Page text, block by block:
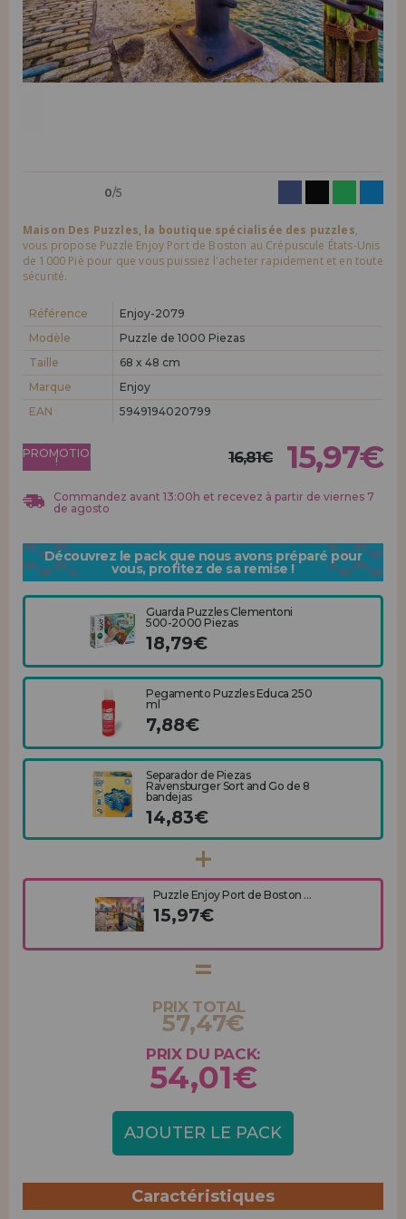
LIQUIDATIONS
INFORMATION
Je veux m'enregistrer en tant que
nouveau client
En créant un compte sur maisondespuzzles.fr, vous pouvez faire vos
Je veux m'enregistrer en tant que
nouveau distributeur
vendre nos produits dans votre entreprise ? Inscrivez-vous en tant
remises spéciales pour la distribution.
Allez-y! Nous vous attendions.
ENREGISTREMENT DISTRIBUTEUR
0/5
Maison Des Puzzles, la boutique spécialisée des puzzles,
vous propose Puzzle Enjoy Port de Boston au Crépuscule États-Unis
de 1000 Piè pour que vous puissiez l'acheter rapidement et en toute
sécurité.
Référence
Enjoy-2079
Modèle
Puzzle de 1000 Piezas
Taille
68 x 48 cm
Marque
Enjoy
EAN
5949194020799
PROMOTION
! 16,81€ 15,97€
Commandez avant 13:00h et recevez à partir de viernes 7
de agosto
Découvrez le pack que nous avons préparé pour
vous, profitez de sa remise !
Guarda Puzzles Clementoni
500-2000 Piezas
18,79€
Pegamento Puzzles Educa 250
ml
7,88€
Separador de Piezas
Ravensburger Sort and Go de 8
bandejas
14,83€
Puzzle Enjoy Port de Boston ...
15,97€
PRIX TOTAL
57,47€
PRIX DU PACK:
54,01€
AJOUTER LE PACK
Caractéristiques